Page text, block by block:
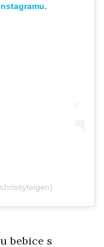
bebice s